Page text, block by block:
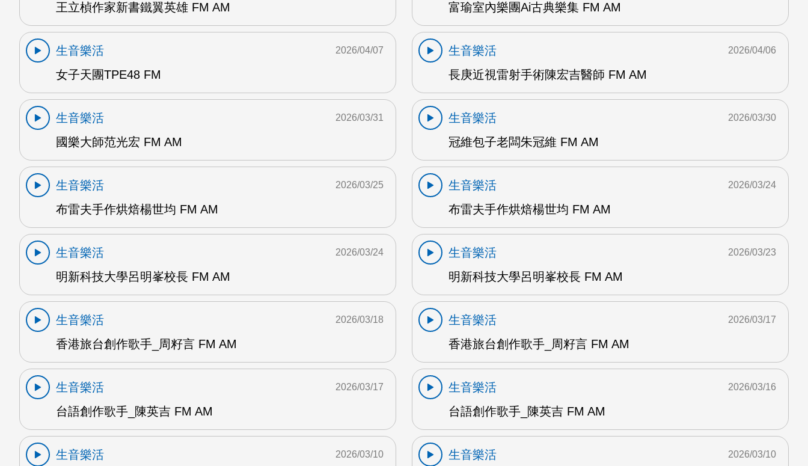
王立楨作家新書鐵翼英雄 FM AM
富瑜室內樂團Ai古典樂集 FM AM
生音樂活
女子天團TPE48 FM
2026/04/07
生音樂活
長庚近視雷射手術陳宏吉醫師 FM AM
2026/04/06
生音樂活
國樂大師范光宏 FM AM
2026/03/31
生音樂活
冠維包子老闆朱冠維 FM AM
2026/03/30
生音樂活
布雷夫手作烘焙楊世均 FM AM
2026/03/25
生音樂活
布雷夫手作烘焙楊世均 FM AM
2026/03/24
生音樂活
明新科技大學呂明峯校長 FM AM
2026/03/24
生音樂活
明新科技大學呂明峯校長 FM AM
2026/03/23
生音樂活
香港旅台創作歌手_周籽言 FM AM
2026/03/18
生音樂活
香港旅台創作歌手_周籽言 FM AM
2026/03/17
生音樂活
台語創作歌手_陳英吉 FM AM
2026/03/17
生音樂活
台語創作歌手_陳英吉 FM AM
2026/03/16
生音樂活 2026/03/10 生音樂活 2026/03/10